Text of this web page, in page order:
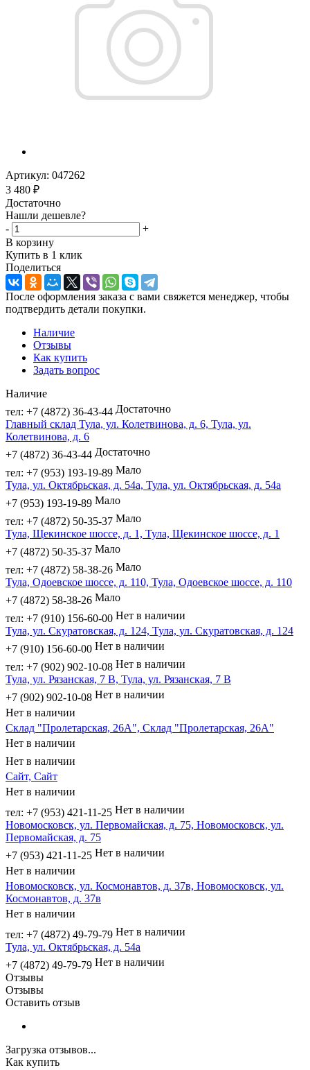
Артикул: 047262
3 480 ₽
Достаточно
Нашли дешевле?
-
+
В корзину
Купить в 1 клик
Поделиться
После оформления заказа с вами свяжется менеджер, чтобы
подтвердить детали покупки.
Наличие
Отзывы
Как купить
Задать вопрос
Наличие
тел: +7 (4872) 36-43-44 Достаточно
Главный склад Тула, ул. Колетвинова, д. 6, Тула, ул.
Колетвинова, д. 6
+7 (4872) 36-43-44 Достаточно
тел: +7 (953) 193-19-89 Мало
Тула, ул. Октябрьская, д. 54а, Тула, ул. Октябрьская, д. 54а
+7 (953) 193-19-89 Мало
тел: +7 (4872) 50-35-37 Мало
Тула, Щекинское шоссе, д. 1, Тула, Щекинское шоссе, д. 1
+7 (4872) 50-35-37 Мало
тел: +7 (4872) 58-38-26 Мало
Тула, Одоевское шоссе, д. 110, Тула, Одоевское шоссе, д. 110
+7 (4872) 58-38-26 Мало
тел: +7 (910) 156-60-00 Нет в наличии
Тула, ул. Скуратовская, д. 124, Тула, ул. Скуратовская, д. 124
+7 (910) 156-60-00 Нет в наличии
тел: +7 (902) 902-10-08 Нет в наличии
Тула, ул. Рязанская, 7 В, Тула, ул. Рязанская, 7 В
+7 (902) 902-10-08 Нет в наличии
Нет в наличии
Склад "Пролетарская, 26А", Склад "Пролетарская, 26А"
Нет в наличии
Нет в наличии
Сайт, Сайт
Нет в наличии
тел: +7 (953) 421-11-25 Нет в наличии
Новомосковск, ул. Первомайская, д. 75, Новомосковск, ул.
Первомайская, д. 75
+7 (953) 421-11-25 Нет в наличии
Нет в наличии
Новомосковск, ул. Космонавтов, д. 37в, Новомосковск, ул.
Космонавтов, д. 37в
Нет в наличии
тел: +7 (4872) 49-79-79 Нет в наличии
Тула, ул. Октябрьская, д. 54а
+7 (4872) 49-79-79 Нет в наличии
Отзывы
Отзывы
Оставить отзыв
Загрузка отзывов...
Как купить